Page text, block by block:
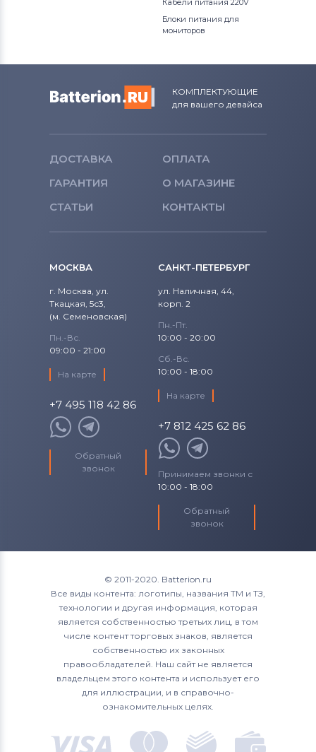
Кабели питания 220V
Блоки питания для
мониторов
КОМПЛЕКТУЮЩИЕ
для вашего девайса
ДОСТАВКА
ОПЛАТА
ГАРАНТИЯ
О МАГАЗИНЕ
СТАТЬИ
КОНТАКТЫ
МОСКВА
г. Москва, ул.
Ткацкая, 5с3,
(м. Семеновская)
Пн.-Вс.
09:00 - 21:00
На карте
+7 495 118 42 86
Обратный
звонок
САНКТ-ПЕТЕРБУРГ
ул. Наличная, 44,
корп. 2
Пн.-Пт.
10:00 - 20:00
Сб.-Вс.
10:00 - 18:00
На карте
+7 812 425 62 86
Принимаем звонки с
10:00 - 18:00
Обратный
звонок
© 2011-2020. Batterion.ru
Все виды контента: логотипы, названия ТМ и ТЗ,
технологии и другая информация, которая
является собственностью третьих лиц, в том
числе контент торговых знаков, является
собственностью их законных
правообладателей. Наш сайт не является
владельцем этого контента и использует его
для иллюстрации, и в справочно-
ознакомительных целях.